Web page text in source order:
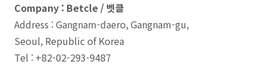
Company : Betcle / 벳클
Address : Gangnam-daero, Gangnam-gu,
Seoul, Republic of Korea
Tel : +82-02-293-9487